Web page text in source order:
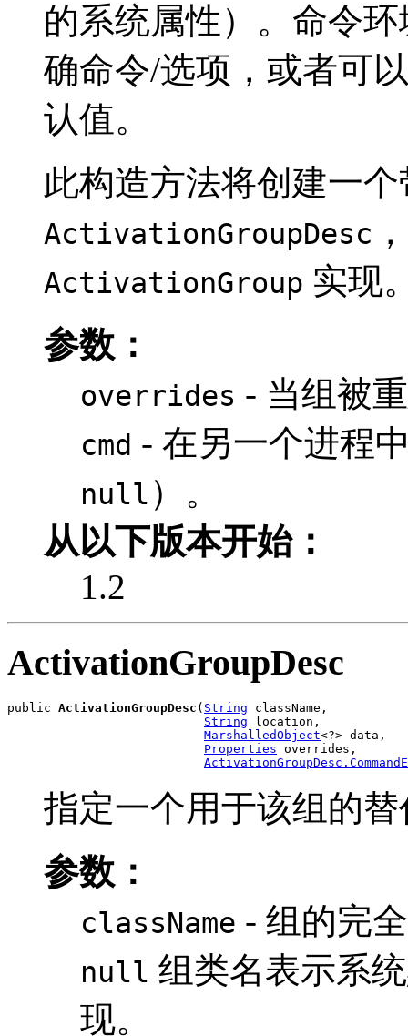
的系统属性）。命令
确命令/选项，或者可
认值。
此构造方法将创建一
ActivationGroupDesc
ActivationGroup 实现
参数：
overrides - 当组被
cmd - 在另一个进程
null ）。
从以下版本开始：
1.2
ActivationGroupDesc
public ActivationGroupDesc ( String className,
String location,
MarshalledObject<?> data,
Properties overrides,
指定一个用于该组的
参数：
className - 组的完
null 组类名表示系
现。